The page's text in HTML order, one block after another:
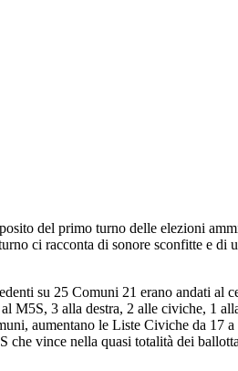
del primo turno delle elezioni
ci racconta di sonore sconfitte e
su 25 Comuni 21 erano andati al
M5S, 3 alla destra, 2 alle civiche, 1
aumentano le Liste Civiche da
vince nella quasi totalità dei